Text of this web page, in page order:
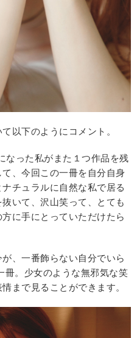
以下のようにコメント。
なった私がまた１つ作品を残
、今回この一冊を自分自身
チュラルに自然な私で居る
いて、沢山笑って、とても
に手にとっていただけたら
、一番飾らない自分でいら
冊。少女のような無邪気な笑
まで見ることができます。